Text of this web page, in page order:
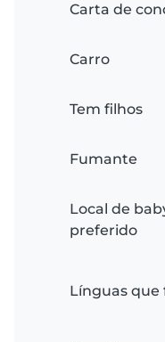
Carta de
Carro
Tem filhos
Fumante
Local de
preferido
Línguas que